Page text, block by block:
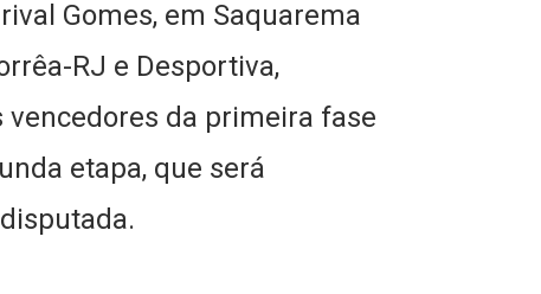
Gomes, em Saquarema
RJ e Desportiva,
vencedores da primeira fase
etapa, que será